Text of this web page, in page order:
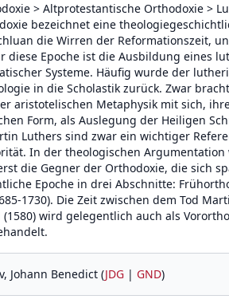
> Altprotestantische Orthodoxie >
bezeichnet eine
die Wirren der Reformationszeit,
diese Epoche ist die Ausbildung eines
Systeme. Häufig wurde der
in die Scholastik zurück. Zwar
aristotelischen Metaphysik mit sich,
Form, als Auslegung der Heiligen
Luthers sind zwar ein wichtiger
In der theologischen
die Gegner der Orthodoxie, die sich
Epoche in drei Abschnitte:
1730). Die Zeit zwischen dem Tod
wird gelegentlich auch als
Johann Benedict (JDG | GND)